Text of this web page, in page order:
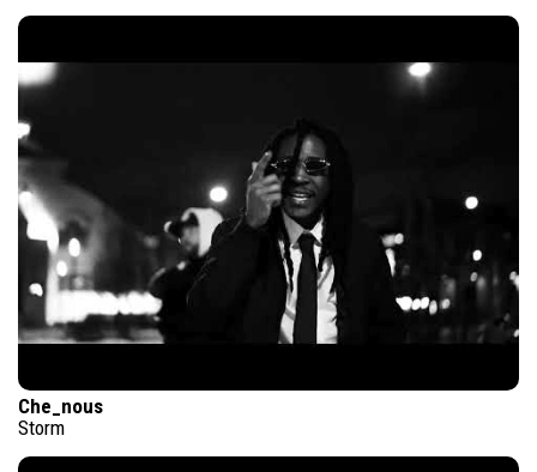
Che_nous
Storm